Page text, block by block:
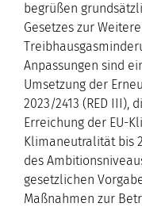
begrüßen
Gesetzes zur
Anpassungen sind
Umsetzung der
2023/2413 (RED III),
Erreichung der EU-
Klimaneutralität bis
des
gesetzlichen
Maßnahmen zur